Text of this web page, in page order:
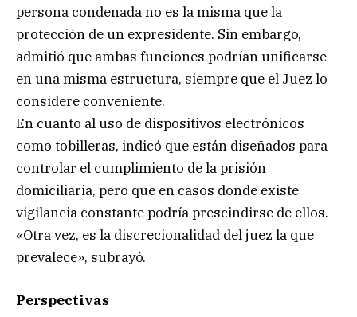
persona condenada no es la misma que la
protección de un expresidente. Sin embargo,
admitió que ambas funciones podrían unificarse
en una misma estructura, siempre que el Juez lo
considere conveniente.
En cuanto al uso de dispositivos electrónicos
como tobilleras, indicó que están diseñados para
controlar el cumplimiento de la prisión
domiciliaria, pero que en casos donde existe
vigilancia constante podría prescindirse de ellos.
«Otra vez, es la discrecionalidad del juez la que
prevalece», subrayó.
Perspectivas